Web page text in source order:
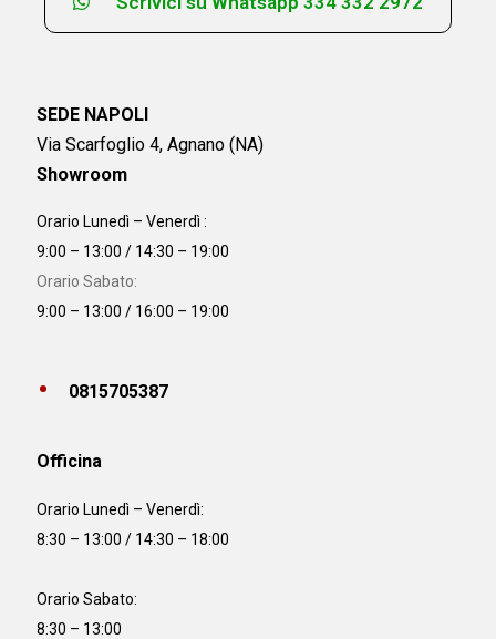
SEDE NAPOLI
Via Scarfoglio 4, Agnano (NA)
Showroom
Orario Lunedì – Venerdì :
9:00 – 13:00 / 14:30 – 19:00
Orario Sabato:
9:00 – 13:00 / 16:00 – 19:00
0815705387
Officina
Orario Lunedì – Venerdì:
8:30 – 13:00 / 14:30 – 18:00
Orario Sabato:
8:30 – 13:00